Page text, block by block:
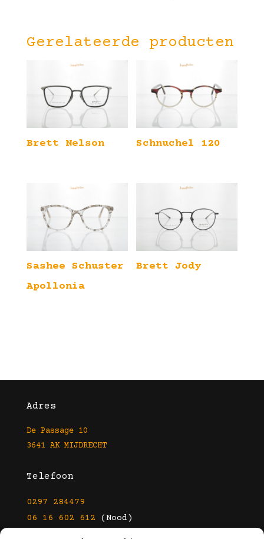
Gerelateerde producten
Brett Nelson Schnuchel 120
Sashee Schuster
Apollonia
Brett Jody
Adres
De Passage 10
3641 AK MIJDRECHT
Telefoon
0297 284479
06 16 602 612 (Nood)